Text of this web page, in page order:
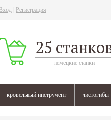
Вход Регистрация
25
немецкие станки
кровельный инструмент листогибы